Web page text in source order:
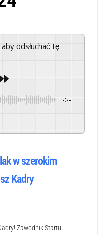
-:--
w szerokim
Kadry
Zawodnik Startu